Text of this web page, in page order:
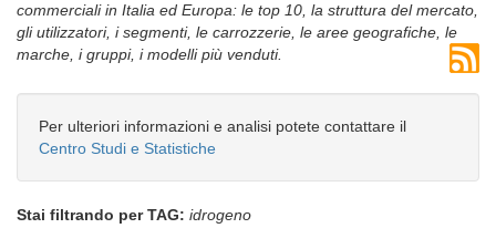
commerciali in Italia ed Europa: le top 10, la struttura del mercato,
gli utilizzatori, i segmenti, le carrozzerie, le aree geografiche, le
marche, i gruppi, i modelli più venduti.
Per ulteriori informazioni e analisi potete contattare il
Centro Studi e Statistiche
Stai filtrando per TAG: idrogeno